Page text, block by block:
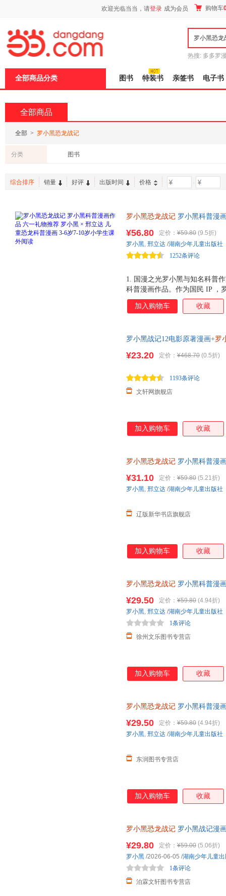
欢迎光临当当，请登录 成为会员 购物车
热搜: 多多罗
全部商品分类 图书 特装书 亲签书 电子书
全部商品
全部 > 罗小黑恐龙战记
分类 图书
综合排序 销量 好评 出版时间 价格 -
罗小黑恐龙战记 罗小黑科普漫
品。与知名恐龙专家邢立达强
硬核知识点。搭配化石实景指
启史前冒险之旅吧。
1. 国漫之光罗小黑与知名科普
科普漫画作品。作为国民 IP ，
动画于 2011 年开始播放， B
获超 3.15 亿票房，同名漫画书
李 威尔逊奖得主，中国古生物
国内外共 20 种恐龙的 100+ 知
¥56.80 定价： ¥59.80 (9.5折)
1252条评论
罗小黑, 邢立达 /湖南少年儿童出版社
加入购物车 收藏
罗小黑战记12电影原著漫画+罗
¥23.20 定价： ¥468.70 (0.5折)
文轩网旗舰店
1193条评论
加入购物车 收藏
罗小黑恐龙战记 罗小黑科普漫
¥31.10 定价： ¥59.80 (5.21折)
辽版新华书店旗舰店
罗小黑, 邢立达 /湖南少年儿童出版社
加入购物车 收藏
罗小黑恐龙战记 罗小黑科普漫
¥29.50 定价： ¥59.80 (4.94折)
徐州文乐图书专营店
1条评论
罗小黑, 邢立达 /湖南少年儿童出版社
加入购物车 收藏
罗小黑恐龙战记 罗小黑科普漫
¥29.50 定价： ¥59.80 (4.94折)
东润图书专营店
罗小黑, 邢立达 /湖南少年儿童出版社
加入购物车 收藏
罗小黑恐龙战记 罗小黑战记漫
¥29.80 定价： ¥59.00 (5.06折)
泊霖文轩图书专营店
1条评论
罗小黑 /2026-06-05 /湖南少年儿童
页
加